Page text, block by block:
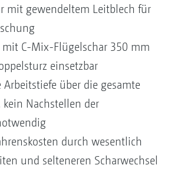
mit gewendeltem Leitblech für
C-Mix-Flügelschar 350 mm
einsetzbar
Arbeitstiefe über die gesamte
Nachstellen der
durch wesentlich
und selteneren Scharwechsel